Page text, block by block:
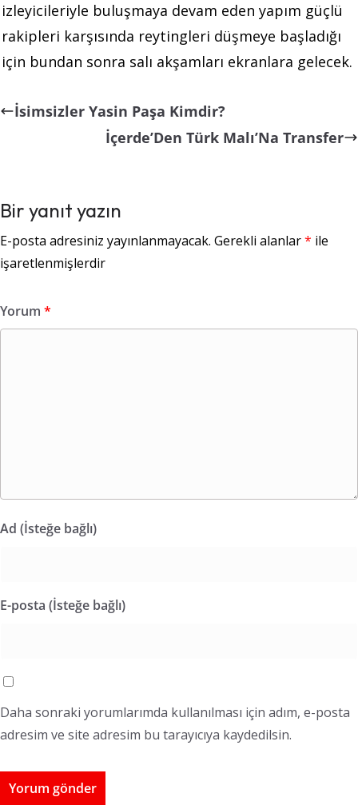
izleyicileriyle buluşmaya devam eden yapım güçlü
rakipleri karşısında reytingleri düşmeye başladığı
için bundan sonra salı akşamları ekranlara gelecek.
İsimsizler Yasin Paşa Kimdir?
İçerde’Den Türk Malı’Na Transfer
Bir yanıt yazın
E-posta adresiniz yayınlanmayacak. Gerekli alanlar* ile
işaretlenmişlerdir
Yorum *
Ad (İsteğe bağlı)
E-posta (İsteğe bağlı)
Daha sonraki yorumlarımda kullanılması için adım, e-posta
adresim ve site adresim bu tarayıcıya kaydedilsin.